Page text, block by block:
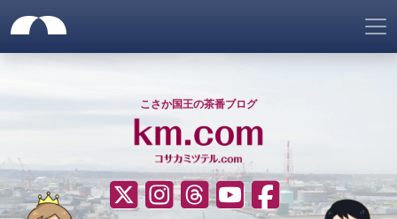
ナビゲーションをスキップ
仮想ネット国家「ゴノヘマ
サイトメニュー
サイトヘッダー
こさか国王の茶番ブログ
????（Twitter）
Instagram
ThreadsYouTubeFacebook